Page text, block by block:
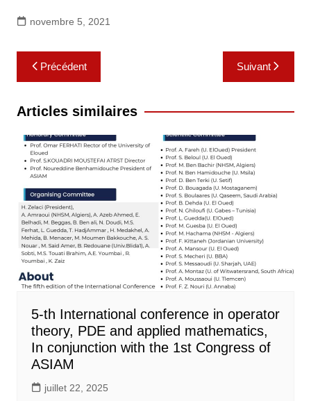
novembre 5, 2021
Navigation
de
l’article
Précédent Suivant
Articles similaires
5-th International conference in operator
theory, PDE and applied mathematics,
In conjunction with the 1st Congress of
ASIAM
juillet 22, 2025